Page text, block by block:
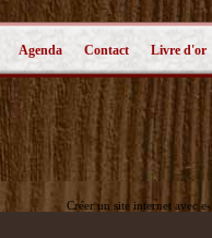
Agenda Contact Livre d'or
Créer un site internet avec